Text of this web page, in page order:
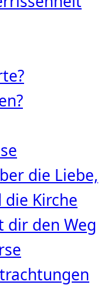
die Liebe,
Kirche
dir den Weg